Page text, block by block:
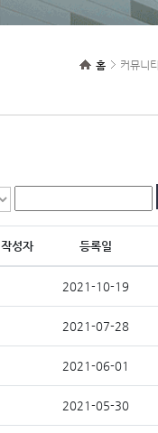
홈 커뮤니티
작성자 등록일
2021-10-19
2021-07-28
2021-06-01
2021-05-30